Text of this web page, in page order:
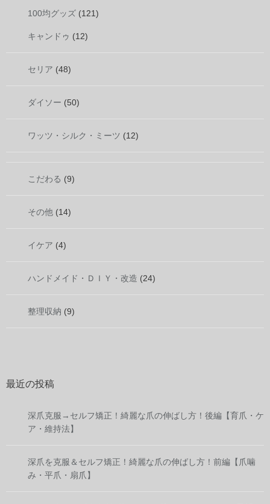
100均グッズ (121)
キャンドゥ (12)
セリア (48)
ダイソー (50)
ワッツ・シルク・ミーツ (12)
こだわる (9)
その他 (14)
イケア (4)
ハンドメイド・ＤＩＹ・改造 (24)
整理収納 (9)
最近の投稿
深爪克服→セルフ矯正！綺麗な爪の伸ばし方！後編【育爪・ケ
ア・維持法】
深爪を克服＆セルフ矯正！綺麗な爪の伸ばし方！前編【爪噛
み・平爪・扇爪】